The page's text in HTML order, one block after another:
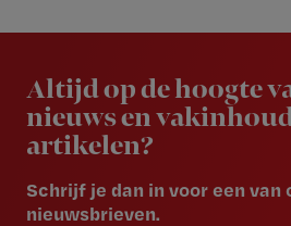
Altijd op de hoogte
nieuws en
artikelen?
Schrijf je dan in voor een van
nieuwsbrieven.